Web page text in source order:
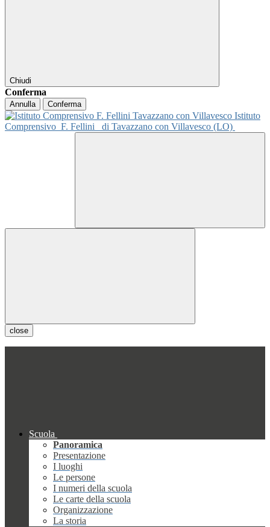
Chiudi
Conferma
Annulla Conferma
Istituto
Comprensivo F. Fellini di Tavazzano con Villavesco (LO)
close
Scuola
Panoramica
Presentazione
I luoghi
Le persone
I numeri della scuola
Le carte della scuola
Organizzazione
La storia